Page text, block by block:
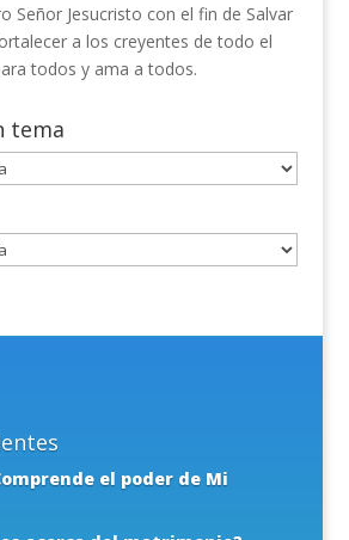
Señor Jesucristo con el fin de Salvar
a los creyentes de todo el
todos y ama a todos.
tema
el poder de Mi